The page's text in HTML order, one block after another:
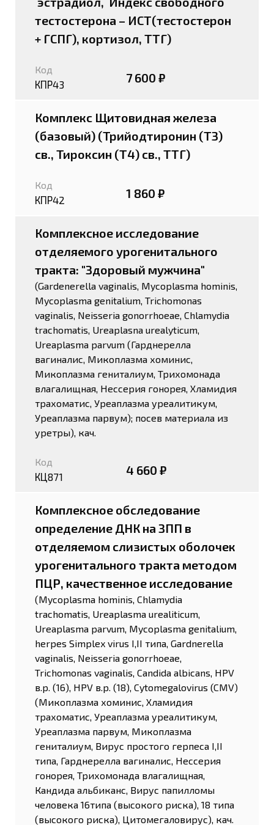
тестостерона – ИСТ(тестостерон
+ ГСПГ), кортизол, ТТГ)
Код
КПР43 7 600 ₽
Комплекс Щитовидная железа
(базовый) (Трийодтиронин (Т3)
св., Тироксин (Т4) св., ТТГ)
Код
КПР42 1 860 ₽
Комплексное исследование
отделяемого урогенитального
тракта: "Здоровый мужчина"
(Gardenerella vaginalis, Mycoplasma hominis,
Mycoplasma genitalium, Trichomonas
vaginalis, Neisseria gonorrhoeae, Chlamydia
trachomatis, Ureaplasna urealyticum,
Ureaplasma parvum (Гарднерелла
вагиналис, Микоплазма хоминис,
Микоплазма гениталиум, Трихомонада
влагалищная, Нессерия гонорея, Хламидия
трахоматис, Уреаплазма уреалитикум,
Уреаплазма парвум); посев материала из
уретры), кач.
Код
КЦ871 4 660 ₽
Комплексное обследование
определение ДНК на ЗПП в
отделяемом слизистых оболочек
урогенитального тракта методом
ПЦР, качественное исследование
(Mycoplasma hominis, Chlamydia
trachomatis, Ureaplasma urealiticum,
Ureaplasma parvum, Mycoplasma genitalium,
herpes Simplex virus I,II типа, Gardnerella
vaginalis, Neisseria gonorrhoeae,
Trichomonas vaginalis, Candida albicans, HPV
в.р. (16), HPV в.р. (18), Cytomegalovirus (CMV)
(Микоплазма хоминис, Хламидия
трахоматис, Уреаплазма уреалитикум,
Уреаплазма парвум, Микоплазма
гениталиум, Вирус простого герпеса I,II
типа, Гарднерелла вагиналис, Нессерия
гонорея, Трихомонада влагалищная,
Кандида альбиканс, Вирус папилломы
человека 16типа (высокого риска), 18 типа
(высокого риска), Цитомегаловирус), кач.